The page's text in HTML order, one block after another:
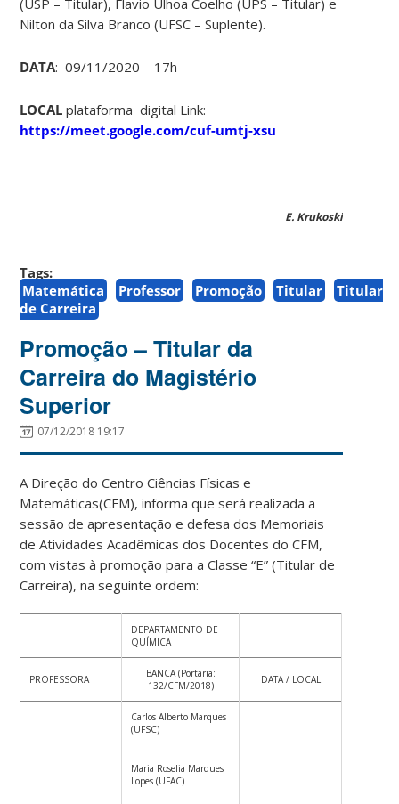
Nilton da Silva Branco (UFSC – Suplente).
DATA: 09/11/2020 – 17h
LOCAL plataforma digital Link:
https://meet.google.com/cuf-umtj-xsu
E. Krukoski
Tags:
Matemática
Professor Promoção Titular
Titular
de Carreira
Promoção – Titular da
Carreira do Magistério
Superior
07/12/2018 19:17
A Direção do Centro Ciências Físicas e
Matemáticas(CFM), informa que será realizada a
sessão de apresentação e defesa dos Memoriais
de Atividades Acadêmicas dos Docentes do CFM,
com vistas à promoção para a Classe “E” (Titular de
Carreira), na seguinte ordem:
DEPARTAMENTO DE
QUÍMICA
PROFESSORA
BANCA (Portaria:
132/CFM/2018)
DATA / LOCAL
Carlos Alberto Marques
(UFSC)
Maria Roselia Marques
Lopes (UFAC)